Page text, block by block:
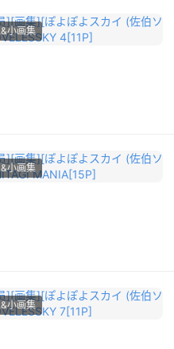
小画集
小画集
小画集